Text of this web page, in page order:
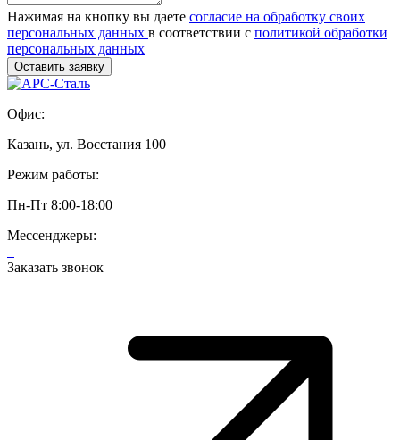
Нажимая на кнопку вы даете согласие на обработку своих
персональных данных в соответствии с политикой обработки
персональных данных
Офис:
Казань, ул. Восстания 100
Режим работы:
Пн-Пт 8:00-18:00
Мессенджеры:
Заказать звонок